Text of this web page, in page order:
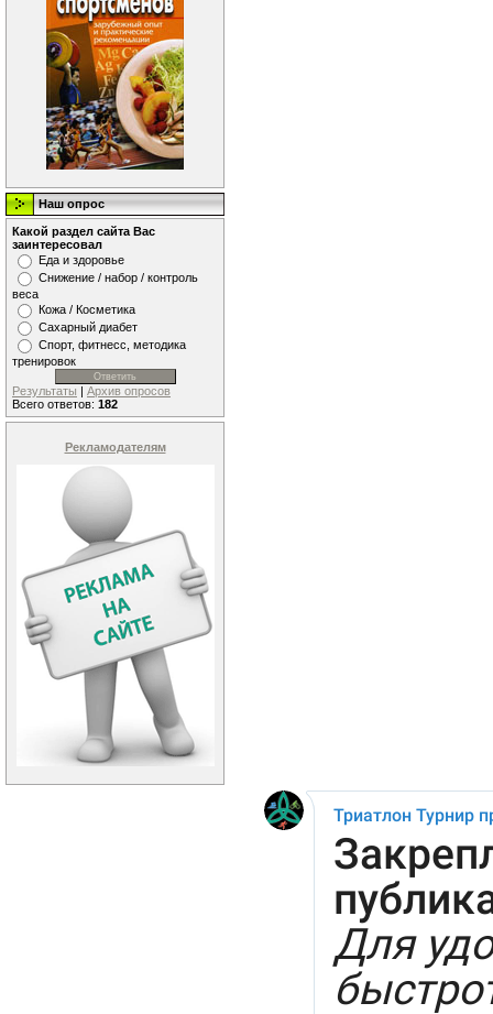
Наш опрос
Какой раздел сайта Вас
заинтересовал
Еда и здоровье
Снижение / набор / контроль
веса
Кожа / Косметика
Сахарный диабет
Спорт, фитнесс, методика
тренировок
Результаты | Архив опросов
Всего ответов: 182
Рекламодателям